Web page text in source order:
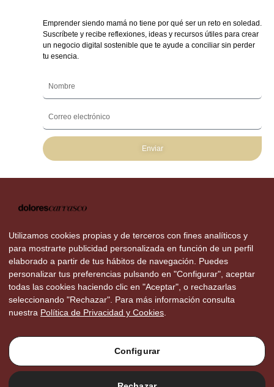
Emprender siendo mamá no tiene por qué ser un reto en soledad.
Suscríbete y recibe reflexiones, ideas y recursos útiles para crear
un negocio digital sostenible que te ayude a conciliar sin perder
tu esencia.
Enviar
Utilizamos cookies propias y de terceros con fines analíticos y
para mostrarte publicidad personalizada en función de un perfil
elaborado a partir de tus hábitos de navegación. Puedes
personalizar tus preferencias pulsando en "Configurar", aceptar
todas las cookies haciendo clic en "Aceptar", o rechazarlas
seleccionando "Rechazar". Para más información consulta
nuestra Política de Privacidad y Cookies
Configurar